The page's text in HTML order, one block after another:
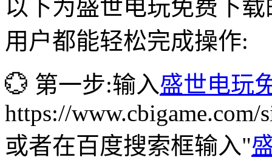
以下为盛世电玩免费下
用户都能轻松完成操作:
💮 第一步:输入盛世电玩
https://
或者在百度搜索框输入"